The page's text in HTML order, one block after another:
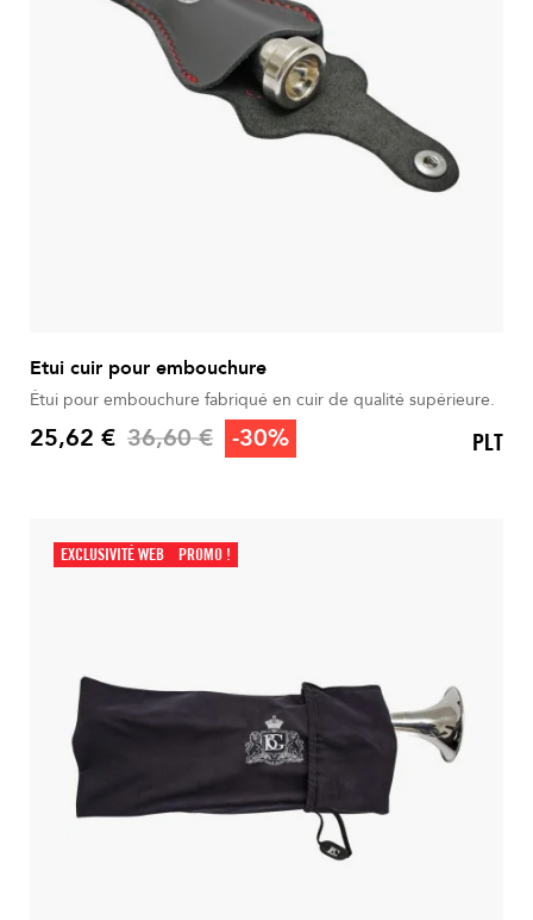
Etui cuir pour embouchure
Étui pour embouchure fabriqué en cuir de qualité supérieure.
Prix
25,62 € Prix de base
36,60 € -30% PLT
EXCLUSIVITÉ WEB PROMO !